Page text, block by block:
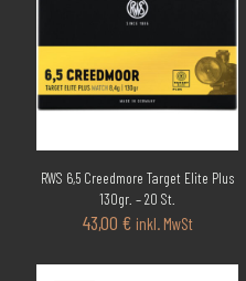
RWS 6,5 Creedmore Target Elite Plus
130gr. – 20 St.
43,00 € inkl. MwSt